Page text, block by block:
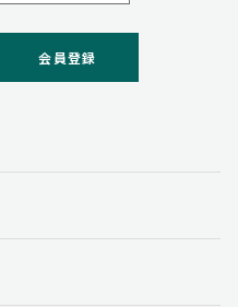
会員登録